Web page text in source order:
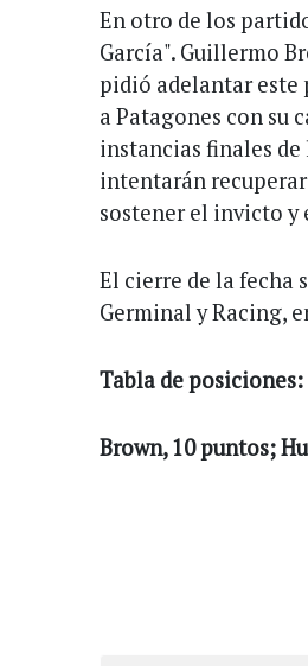
En otro de los
García". Guillermo
pidió adelantar este
a Patagones con su
instancias finales de
intentarán
sostener el invicto y
El cierre de la fecha
Germinal y Racing,
Tabla de posiciones:
Brown, 10 puntos;